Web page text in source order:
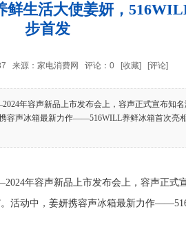
鲜生活大使姜妍，
步首发
来源：家电消费网 评论： 0 [收藏] [评论]
年容声新品上市发布会上，容声正式宣布知名
携容声冰箱最新力作——516WILL养鲜冰箱首次
年容声新品上市发布会上，容声正式
。活动中，姜妍携容声冰箱最新力作